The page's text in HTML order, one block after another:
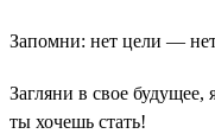
Запомни: нет цели —
Загляни в свое будущее,
ты хочешь стать!